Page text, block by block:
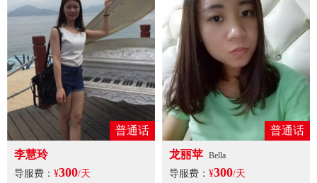
普通话
李慧玲
导服费： ¥300/天
普通话
龙丽苹 Bella
导服费： ¥300/天